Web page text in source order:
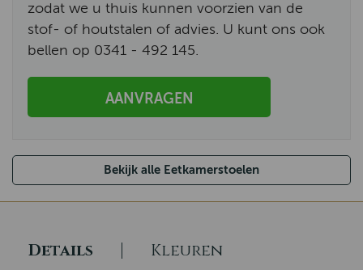
zodat we u thuis kunnen voorzien van de
stof- of houtstalen of advies. U kunt ons ook
bellen op 0341 - 492 145.
AANVRAGEN
Bekijk alle Eetkamerstoelen
Details Kleuren